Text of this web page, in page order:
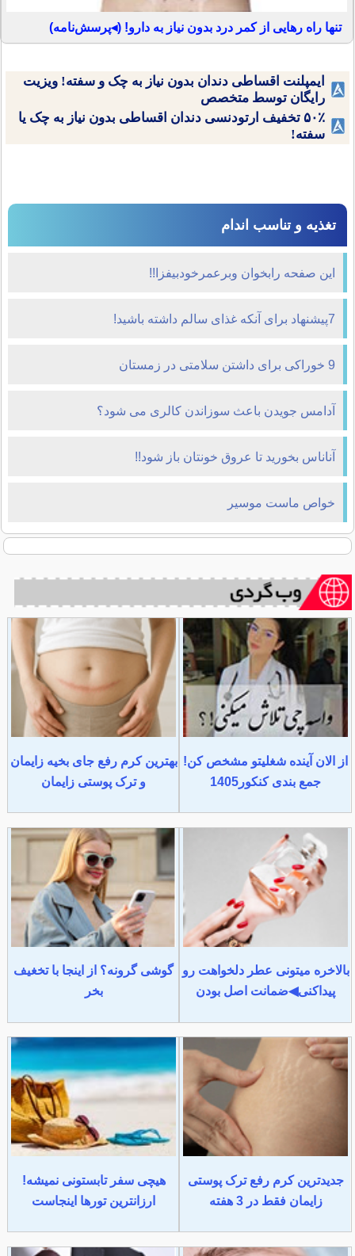
تنها راه رهایی از کمر درد بدون نیاز به دارو! (◂پرسش‌نامه)
ایمپلنت اقساطی دندان بدون نیاز به چک و سفته! ویزیت
رایگان توسط متخصص
۵۰٪ تخفیف ارتودنسی دندان اقساطی بدون نیاز به چک یا
سفته!
تغذیه و تناسب اندام
اين صفحه رابخوان وبرعمرخودبيفزا!!
7پیشنهاد برای آ‌نکه غذای سالم داشته باشید!
9 خوراکی برای داشتن سلامتی در زمستان
آدامس جویدن باعث سوزاندن کالری می شود؟
آناناس بخوريد تا عروق خونتان باز شود!!
خواص ماست موسير
از الان آینده شغلیتو مشخص کن!
جمع بندی کنکور1405
بهترین کرم رفع جای بخیه زایمان
و ترک پوستی زایمان
بالاخره میتونی عطر دلخواهت رو
پیداکنی◀ضمانت اصل بودن
گوشی گرونه؟ از اینجا با تخغیف
بخر
جدیدترین کرم رفع ترک پوستی
زایمان فقط در 3 هفته
هیچی سفر تابستونی نمیشه!
ارزانترین تورها اینجاست